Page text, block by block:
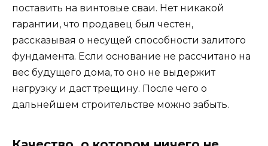
поставить на винтовые сваи. Нет никакой
гарантии, что продавец был честен,
рассказывая о несущей способности залитого
фундамента. Если основание не рассчитано на
вес будущего дома, то оно не выдержит
нагрузку и даст трещину. После чего о
дальнейшем строительстве можно забыть.